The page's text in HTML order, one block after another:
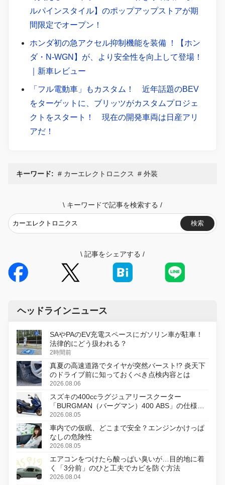
ルパインスタイル】のポップアップストアが期
間限定でオープン！
ホンダ初の急アクセル抑制機能を装備 ！【ホン
ダ・N-WGN】が、より安全性を向上して登場！
｜新車レビュー
「フル電動車」もカスタム！ 近年話題のBEV
をターゲットに、ブリッツがカスタムプロジェ
クトをスタート！ 現在の開発車両は日産アリ
アだ！
キーワード: カーエレクトロニクス 外装
\ キーワードで記事を検索する /
検索
\ 記事をシェアする /
ヘッドラインニュース
SAやPAのEV充電スペースにガソリン車が駐車！
法律的にどう扱われる？
2時間前
真夏の高速道路でタイヤが突然バースト!? 炎天下
のドライブ前に知っておくべき点検内容とは
2026.08.06
スズキの400ccラグジュアリースクーター
「BURGMAN（バーグマン）400 ABS」の仕様を
変更し、8月18日に発売
2026.08.05
車内での仮眠、どこまで安全？エンジンかけっぱ
なしの危険性
2026.08.05
エアコンをつけたら酸っぱい臭いが…目的地に着
く「3分前」のひと工夫でカビを防ぐ方法
2026.08.04